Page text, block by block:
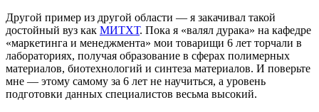
Другой пример из другой области — я закачивал такой
достойный вуз как МИТХТ. Пока я «валял дурака» на кафедре
«маркетинга и менеджмента» мои товарищи 6 лет торчали в
лабораториях, получая образование в сферах полимерных
материалов, биотехнологий и синтеза материалов. И поверьте
мне — этому самому за 6 лет не научиться, а уровень
подготовки данных специалистов весьма высокий.